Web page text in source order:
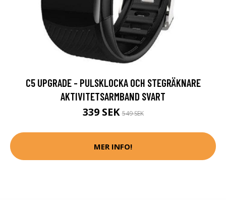
C5 UPGRADE - PULSKLOCKA OCH STEGRÄKNARE
AKTIVITETSARMBAND SVART
339 SEK549 SEK
MER INFO!